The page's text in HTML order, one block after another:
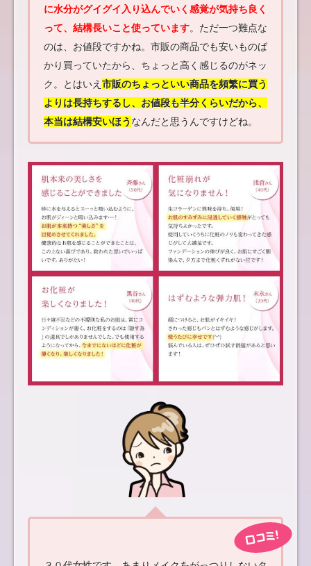
に水分がグイグイ入り込んでいく感覚が気持ち良く
って、結構長いこと使っています。ただ一つ難点な
のは、お値段ですかね。市販の商品でも安いものば
かり買っていたから、ちょっと高く感じるのがネッ
ク。とはいえ 市販のちょっといい商品を頻繁に買う
よりは長持ちするし、お値段も半分くらいだから、
本当は結構安いほう なんだと思うんですけどね。